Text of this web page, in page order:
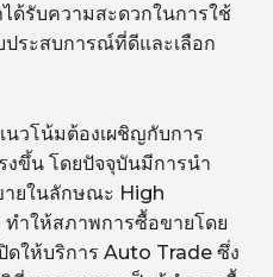
ด้รับความสะดวกในการใช้
ประสบการณ์ที่ดีและเลือก
วโน้มต้องเผชิญกับการ
ขึ้น โดยปัจจุบันมีการนำ
ายในลักษณะ High
ำให้สภาพการซื้อขายโดย
ดให้บริการ Auto Trade ซึ่ง